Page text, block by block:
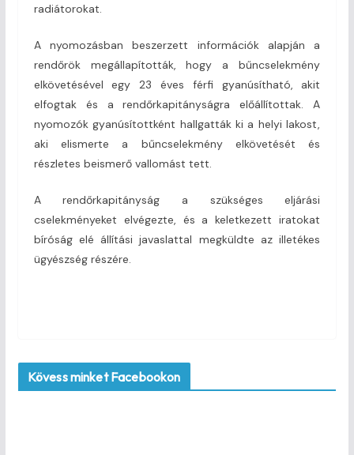
radiátorokat.
A nyomozásban beszerzett információk alapján a
rendőrök megállapították, hogy a bűncselekmény
elkövetésével egy 23 éves férfi gyanúsítható, akit
elfogtak és a rendőrkapitányságra előállítottak. A
nyomozók gyanúsítottként hallgatták ki a helyi lakost,
aki elismerte a bűncselekmény elkövetését és
részletes beismerő vallomást tett.
A rendőrkapitányság a szükséges eljárási
cselekményeket elvégezte, és a keletkezett iratokat
bíróság elé állítási javaslattal megküldte az illetékes
ügyészség részére.
Kövess minket Facebookon